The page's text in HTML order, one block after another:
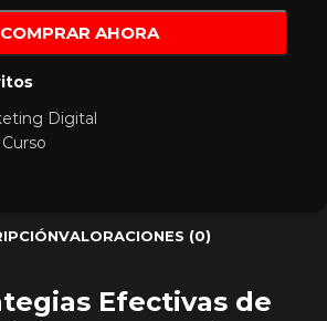
COMPRAR AHORA
Digital
VALORACIONES (0)
Efectivas de